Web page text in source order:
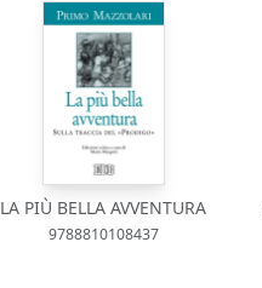
LA PIÙ BELLA AVVENTURA
9788810108437